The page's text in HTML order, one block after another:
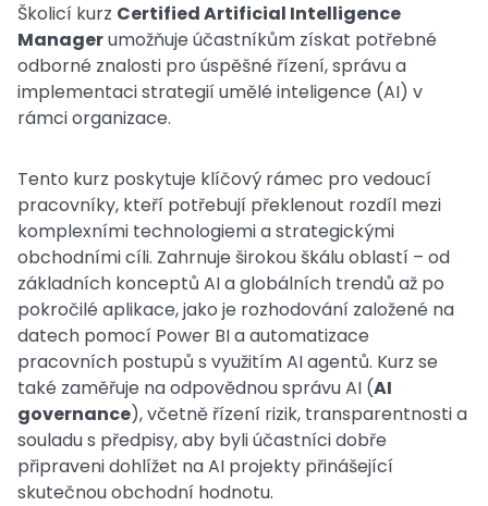
Školicí kurz Certified Artificial Intelligence
Managerumožňuje účastníkům získat potřebné
odborné znalosti pro úspěšné řízení, správu a
implementaci strategií umělé inteligence (AI) v
rámci organizace.
Tento kurz poskytuje klíčový rámec pro vedoucí
pracovníky, kteří potřebují překlenout rozdíl mezi
komplexními technologiemi a strategickými
obchodními cíli. Zahrnuje širokou škálu oblastí – od
základních konceptů AI a globálních trendů až po
pokročilé aplikace, jako je rozhodování založené na
datech pomocí Power BI a automatizace
pracovních postupů s využitím AI agentů. Kurz se
také zaměřuje na odpovědnou správu AI (AI
governance), včetně řízení rizik, transparentnosti a
souladu s předpisy, aby byli účastníci dobře
připraveni dohlížet na AI projekty přinášející
skutečnou obchodní hodnotu.